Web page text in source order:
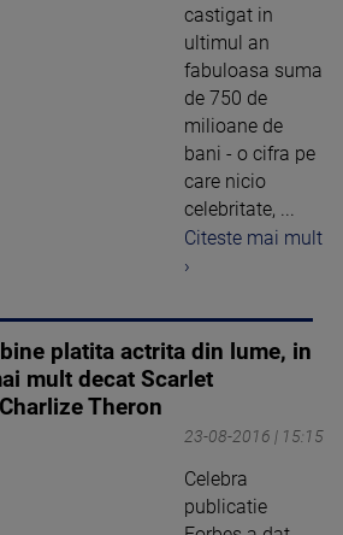
castigat in
ultimul an
fabuloasa suma
de 750 de
milioane de
bani - o cifra pe
care nicio
celebritate, ...
Citeste mai mult
›
bine platita actrita din lume, in
mult decat Scarlet
Theron
23-08-2016 | 15:15
Celebra
publicatie